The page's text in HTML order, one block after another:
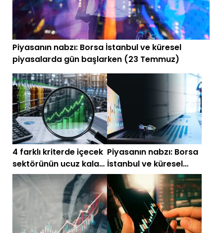
Piyasanın nabzı: Borsa İstanbul ve küresel
piyasalarda gün başlarken (23 Temmuz)
4 farklı kriterde içecek
sektörünün ucuz kalan
hisseleri
Piyasanın nabzı: Borsa
İstanbul ve küresel
piyasalarda gün
başlarken (7 Mayıs)